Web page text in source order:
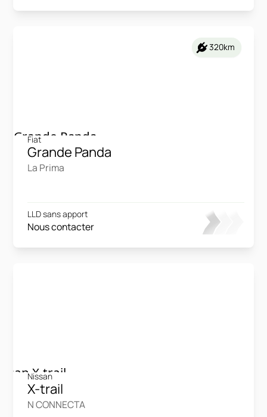
Fiat
Grande Panda
La Prima
LLD sans apport
Nous contacter
320km
Nissan
X-trail
N CONNECTA